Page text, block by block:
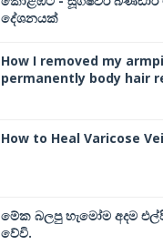
දේශනයක්
How I removed my
permanently body hair
How to Heal Varicose
මේක බලපු හැමෝම අදම
වේවි.